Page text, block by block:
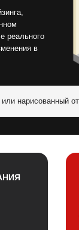
реального
в
нарисованный